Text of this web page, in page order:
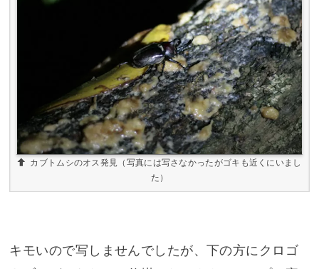
カブトムシのオス発見（写真には写さなかったがゴキも近くにいまし
た）
キモいので写しませんでしたが、下の方にクロゴ